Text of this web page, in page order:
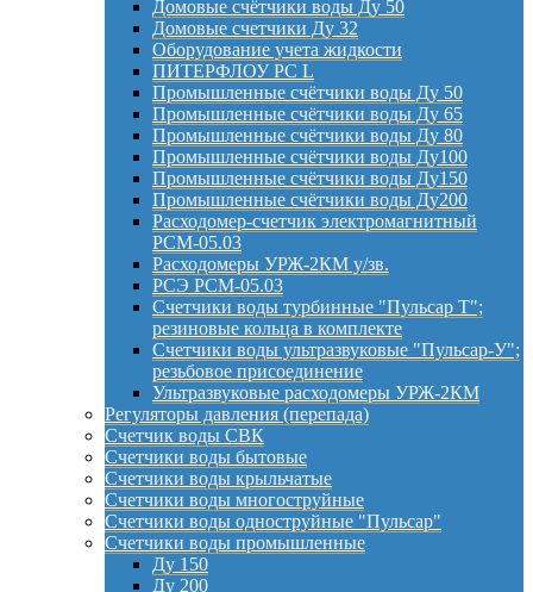
Домовые счётчики воды Ду 50
Домовые счетчики Ду 32
Оборудование учета жидкости
ПИТЕРФЛОУ РС L
Промышленные счётчики воды Ду 50
Промышленные счётчики воды Ду 65
Промышленные счётчики воды Ду 80
Промышленные счётчики воды Ду100
Промышленные счётчики воды Ду150
Промышленные счётчики воды Ду200
Расходомер-счетчик электромагнитный
РСМ-05.03
Расходомеры УРЖ-2КМ у/зв.
РСЭ РСМ-05.03
Счетчики воды турбинные "Пульсар Т";
резиновые кольца в комплекте
Счетчики воды ультразвуковые "Пульсар-У";
резьбовое присоединение
Ультразвуковые расходомеры УРЖ-2КМ
Регуляторы давления (перепада)
Счетчик воды СВК
Счетчики воды бытовые
Счетчики воды крыльчатые
Счетчики воды многоструйные
Счетчики воды одноструйные "Пульсар"
Счетчики воды промышленные
Ду 150
Ду 200